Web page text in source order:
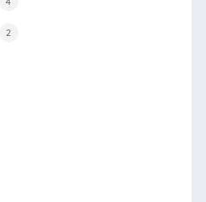
2